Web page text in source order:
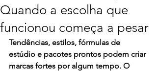
Quando a escolha que
funcionou começa a pesar
Tendências, estilos, fórmulas de
estúdio e pacotes prontos podem criar
marcas fortes por algum tempo. O